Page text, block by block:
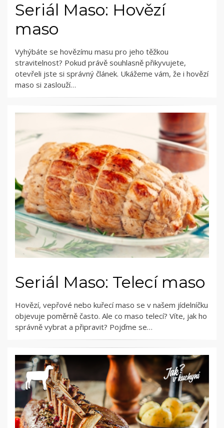
Seriál Maso: Hovězí
maso
Vyhýbáte se hovězímu masu pro jeho těžkou
stravitelnost? Pokud právě souhlasně přikyvujete,
otevřeli jste si správný článek. Ukážeme vám, že i hovězí
maso si zaslouží…
Seriál Maso: Telecí maso
Hovězí, vepřové nebo kuřecí maso se v našem jídelníčku
objevuje poměrně často. Ale co maso telecí? Víte, jak ho
správně vybrat a připravit? Pojďme se…